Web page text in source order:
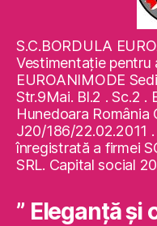
S.C.BORDULA
Vestimentaţie pentru
EUROANIMODE
Str.9Mai. Bl.2 . Sc.2 .
Hunedoara România
J20/186/22.02.2011
înregistrată a firmei
SRL. Capital social
” Eleganţă şi